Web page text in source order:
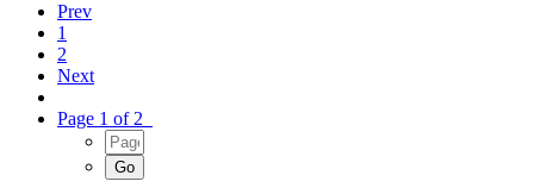
Prev
1
2
Next
Page 1 of 2